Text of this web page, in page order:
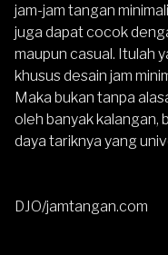
jam-jam tangan
juga dapat cocok
maupun casual. Itulah
khusus desain jam
Maka bukan tanpa
oleh banyak kalangan,
daya tariknya yang
DJO/jamtangan.com